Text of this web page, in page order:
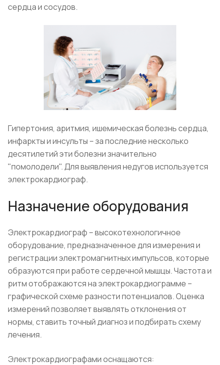
сердца и сосудов.
Гипертония, аритмия, ишемическая болезнь сердца,
инфаркты и инсульты – за последние несколько
десятилетий эти болезни значительно
"помолодели". Для выявления недугов используется
электрокардиограф.
Назначение оборудования
Электрокардиограф – высокотехнологичное
оборудование, предназначенное для измерения и
регистрации электромагнитных импульсов, которые
образуются при работе сердечной мышцы. Частота и
ритм отображаются на электрокардиограмме –
графической схеме разности потенциалов. Оценка
измерений позволяет выявлять отклонения от
нормы, ставить точный диагноз и подбирать схему
лечения.
Электрокардиографами оснащаются: